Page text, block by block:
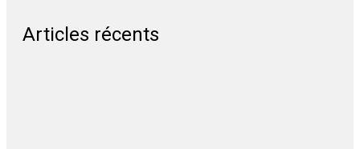
Articles récents